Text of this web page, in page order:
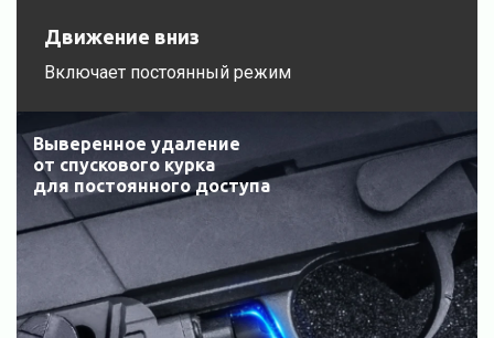
Выверенное удаление
от спускового курка
для постоянного доступа
Движение вниз
Включает постоянный режим